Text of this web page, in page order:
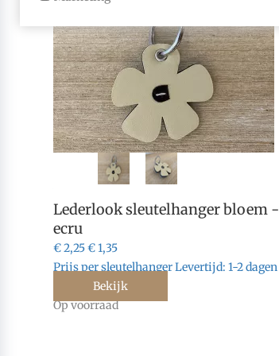
Leuke ecru lederlook sleutelhanger in de
Lederlook sleutelhanger bloem -
ecru
€ 2,25€ 1,35
Prijs per sleutelhangerLevertijd: 1-2 dagen
Bekijk
Op voorraad